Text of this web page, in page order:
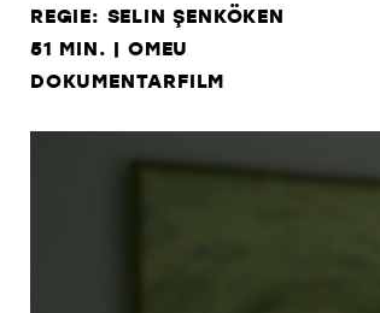
REGIE: SELIN ŞENKÖKEN
51 MIN. | OMEU
DOKUMENTARFILM